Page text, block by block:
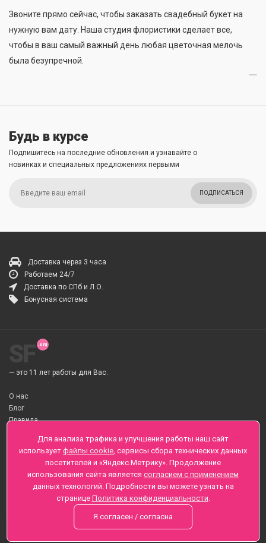
Звоните прямо сейчас, чтобы заказать свадебный букет на
нужную вам дату. Наша студия флористики сделает все,
чтобы в ваш самый важный день любая цветочная мелочь
была безупречной.
Будь в курсе
Подпишитесь на последние обновления и узнавайте о
новинках и специальных предложениях первыми
ПОДПИСАТЬСЯ
Доставка через 3 часа
Работаем 24/7
Доставка по СПб и Л.О.
Бонусная система
— это 11 лет работы для Вас.
О нас
Блог
Правила
О Доставке цветов
Оплата
Телеграмм
Санкт-Петербург ул. Заозерная д.6 , Лиговский пр., 65
+7 (812) 425-01-16
Вопросы? Звоните круглосуточно, без выходных
Для анализа трафика и улучшения работы наш сайт
использует файлы cookie, сервисы сбора технических данных
посетителей и «Яндекс.Метрику». Продолжение
использования сайта является согласием с применением
данных технологий. Подробности вы можете узнать на
странице Политика конфиденциальности.
Я согласен / согласна